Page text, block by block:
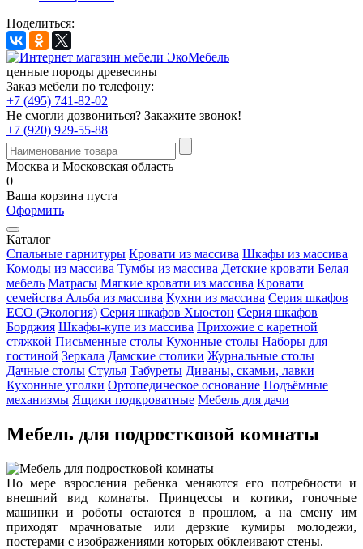
Поделиться:
ценные породы древесины
Заказ мебели по телефону:
+7 (495) 741-82-02
Не смогли дозвониться? Закажите звонок!
+7 (920) 929-55-88
Москва и Московская область
0
Ваша корзина пуста
Оформить
Каталог
Спальные гарнитуры Кровати из массива Шкафы из массива
Комоды из массива Тумбы из массива Детские кровати Белая
мебель Матрасы Мягкие кровати из массива Кровати
семейства Альба из массива Кухни из массива Серия шкафов
ECO (Экология) Серия шкафов Хьюстон Серия шкафов
Борджия Шкафы-купе из массива Прихожие с каретной
стяжкой Письменные столы Кухонные столы Наборы для
гостиной Зеркала Дамские столики Журнальные столы
Дачные столы Стулья Табуреты Диваны, скамьи, лавки
Кухонные уголки Ортопедическое основание Подъёмные
механизмы Ящики подкроватные Мебель для дачи
Мебель для подростковой комнаты
По мере взросления ребенка меняются его потребности и
внешний вид комнаты. Принцессы и котики, гоночные
машинки и роботы остаются в прошлом, а на смену им
приходят мрачноватые или дерзкие кумиры молодежи,
постерами с изображениями которых обклеивают стены.